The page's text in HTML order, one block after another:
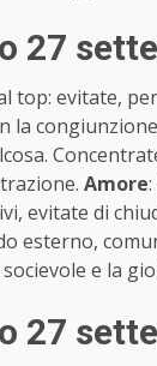
27
top: evitate,
la
Amore
evitate di
esterno,
e la
27